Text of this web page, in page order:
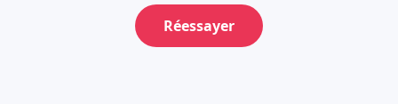
Réessayer